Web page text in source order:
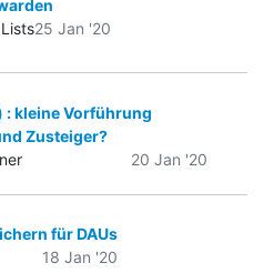
25 Jan '20
: kleine Vorführung
Zusteiger?
20 Jan '20
für DAUs
18 Jan '20